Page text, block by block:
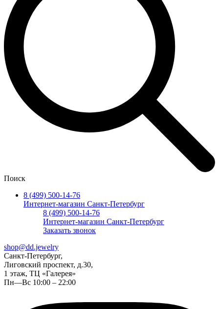
Поиск
8 (499) 500-14-76
Интернет-магазин Санкт-Петербург
8 (499) 500-14-76
Интернет-магазин Санкт-Петербург
Заказать звонок
shop@dd.jewelry
Санкт-Петербург,
Лиговский проспект, д.30,
1 этаж, ТЦ «Галерея»
Пн—Вс 10:00 – 22:00